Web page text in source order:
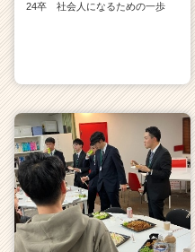
24卒 社会人になるための一歩